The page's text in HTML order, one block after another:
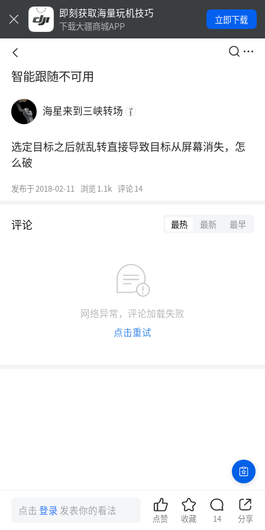
即刻获取海量玩机技巧
下载大疆商城APP
立即下载
智能跟随不可用
海星来到三峡转场
选定目标之后就乱转直接导致目标从屏幕消失，怎
么破
发布于2018-02-11 浏览1.1k 评论14
评论 最热 最新 最早
网络异常，评论加载失败
点击重试
点击登录 发表你的看法
点赞 收藏 14 分享